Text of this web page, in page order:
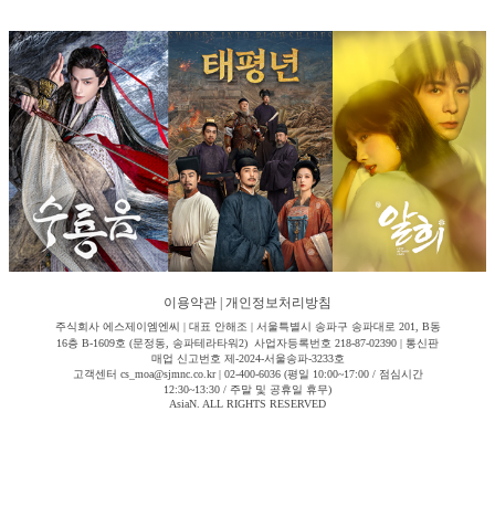
이용약관 개인정보처리방침
주식회사 에스제이엠엔씨 | 대표 안해조 | 서울특별시 송파구 송파대로 201, B동
16층 B-1609호 (문정동, 송파테라타워2) 사업자등록번호 218-87-02390 | 통신판
매업 신고번호 제-2024-서울송파-3233호
고객센터 cs_moa@sjmnc.co.kr | 02-400-6036 (평일 10:00~17:00 / 점심시간
12:30~13:30 / 주말 및 공휴일 휴무)
AsiaN. ALL RIGHTS RESERVED